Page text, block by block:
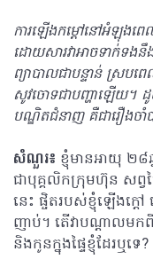
ការឡើងកម្តៅនៅអំឡុងពេ
ដោយសារវាអាចទាក់ទង
ព្យាបាលជាបន្ទាន់ ស្រ
សូវចោទជាបញ្ហាឡើយ។ ដូ
បណ្ឌិតជំនាញ គឺជារឿងច
សំណួរ៖ ខ្ញុំមានអាយុ ២៨
ជាបុគ្គលិកក្រុមហ៊ុន សព្វថ្
នេះ ផ្ចិតរបស់ខ្ញុំឡើងក្
ញាប់។ តើវាបណ្តាលមក
និងកូនក្នុងផ្ទៃខ្ញុំដែរឬទេ?